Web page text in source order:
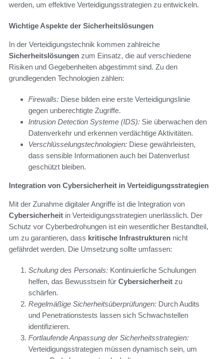
werden, um effektive Verteidigungsstrategien zu entwickeln.
Wichtige Aspekte der Sicherheitslösungen
In der Verteidigungstechnik kommen zahlreiche
Sicherheitslösungen zum Einsatz, die auf verschiedene
Risiken und Gegebenheiten abgestimmt sind. Zu den
grundlegenden Technologien zählen:
Firewalls: Diese bilden eine erste Verteidigungslinie
gegen unberechtigte Zugriffe.
Intrusion Detection Systeme (IDS): Sie überwachen den
Datenverkehr und erkennen verdächtige Aktivitäten.
Verschlüsselungstechnologien: Diese gewährleisten,
dass sensible Informationen auch bei Datenverlust
geschützt bleiben.
Integration von Cybersicherheit in Verteidigungsstrategien
Mit der Zunahme digitaler Angriffe ist die Integration von
Cybersicherheit in Verteidigungsstrategien unerlässlich. Der
Schutz vor Cyberbedrohungen ist ein wesentlicher Bestandteil,
um zu garantieren, dass kritische Infrastrukturen nicht
gefährdet werden. Die Umsetzung sollte umfassen:
Schulung des Personals: Kontinuierliche Schulungen
helfen, das Bewusstsein für Cybersicherheit zu
schärfen.
Regelmäßige Sicherheitsüberprüfungen: Durch Audits
und Penetrationstests lassen sich Schwachstellen
identifizieren.
Fortlaufende Anpassung der Sicherheitsstrategien:
Verteidigungsstrategien müssen dynamisch sein, um